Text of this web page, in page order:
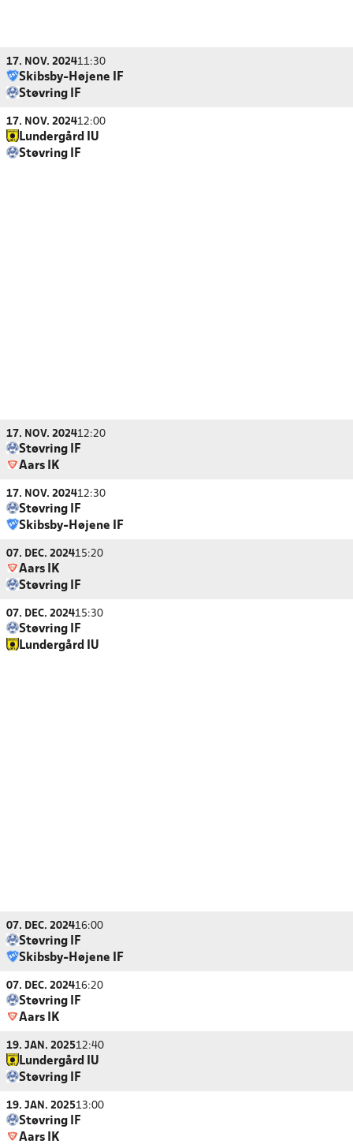
17. NOV. 202411:30
Skibsby-Højene IF
Støvring IF
17. NOV. 202412:00
Lundergård IU
Støvring IF
17. NOV. 202412:20
Støvring IF
Aars IK
17. NOV. 202412:30
Støvring IF
Skibsby-Højene IF
07. DEC. 202415:20
Aars IK
Støvring IF
07. DEC. 202415:30
Støvring IF
Lundergård IU
07. DEC. 202416:00
Støvring IF
Skibsby-Højene IF
07. DEC. 202416:20
Støvring IF
Aars IK
19. JAN. 202512:40
Lundergård IU
Støvring IF
19. JAN. 202513:00
Støvring IF
Aars IK